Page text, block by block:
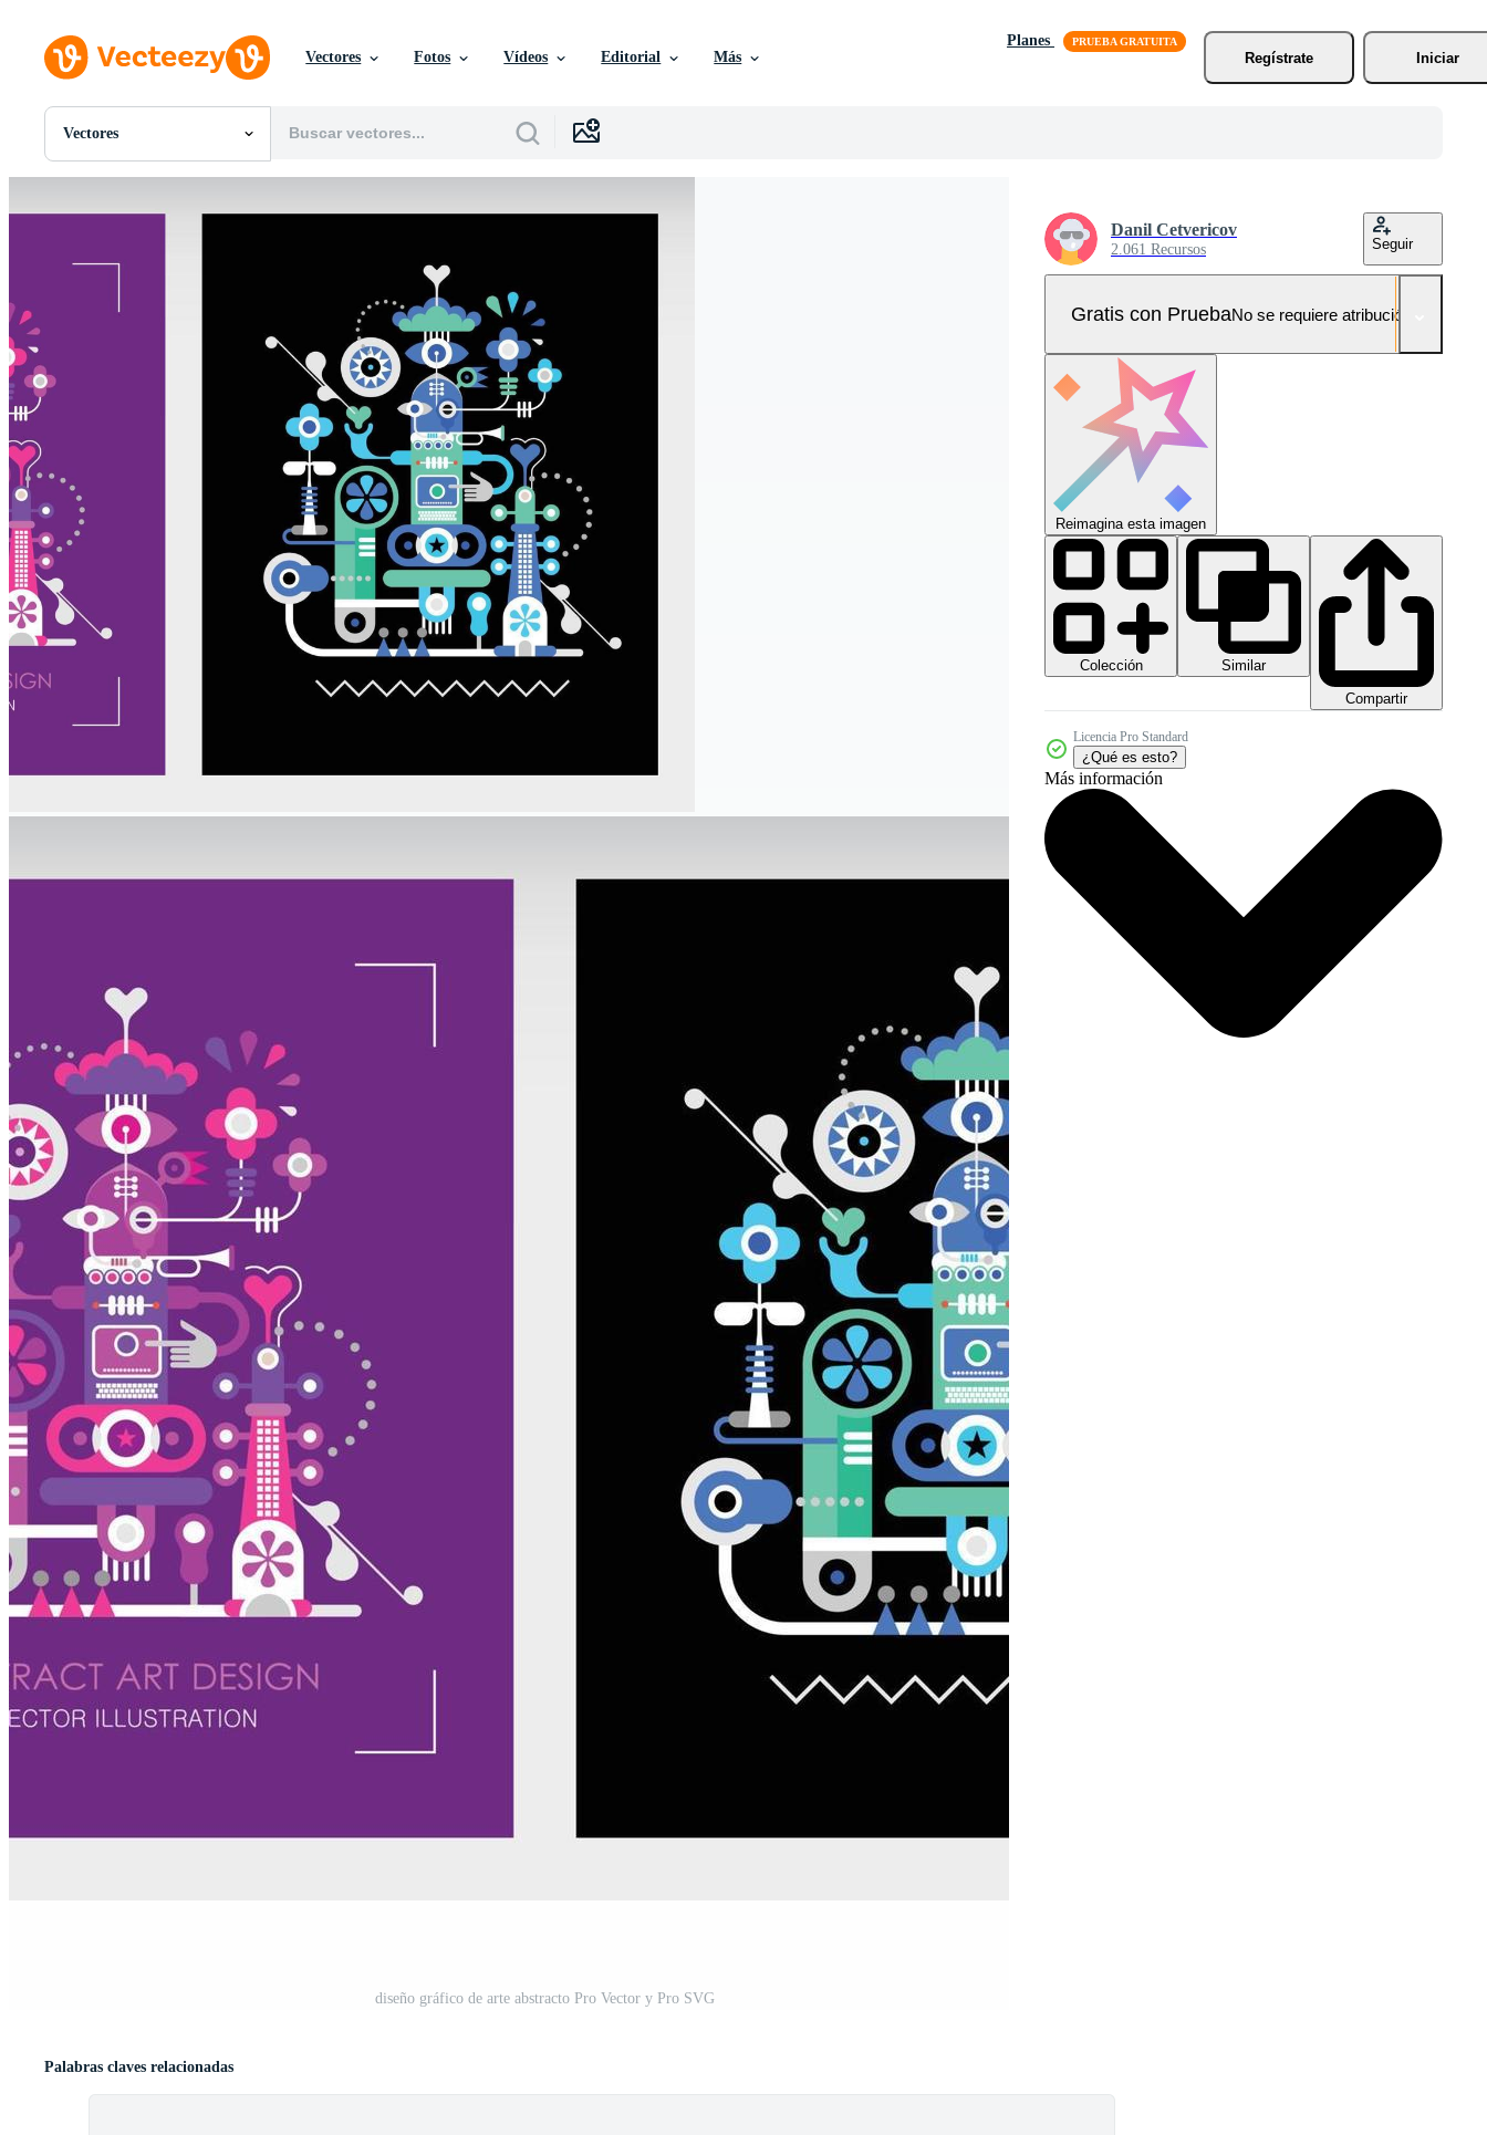
Vectores Fotos Vídeos Editorial Más
Planes
Regístrate
Iniciar
Vectores
Todas Imágenes
PNGs
diseño gráfico de arte abstracto Pro Vector y Pro SVG
Danil Cetvericov
2.061 Recursos Seguir
Gratis con PruebaNo se requiere atribución!
Reimagina esta imagen
Colección
Similar
Compartir
Licencia Pro Standard
¿Qué es esto?
Más información
Palabras claves relacionadas